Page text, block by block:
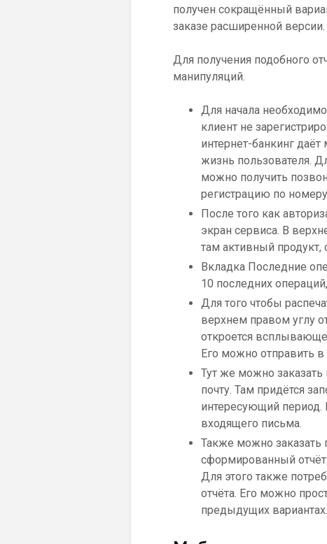
получен сокращённый
заказе расширенной версии.
Для получения подобного
манипуляций.
Для начала
клиент не
интернет-банкинг
жизнь пользователя.
можно получить
регистрацию по
После того как
экран сервиса. В
там активный продукт,
Вкладка Последние
10 последних
Для того чтобы
верхнем правом углу
откроется
Его можно отправить в
Тут же можно заказать
почту. Там придётся
интересующий период.
входящего письма.
Также можно заказать
сформированный
Для этого также
отчёта. Его можно
предыдущих вариантах.